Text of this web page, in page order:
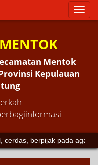
Toggle
Mentok
Kepulauan
cerdas, berpijak pada